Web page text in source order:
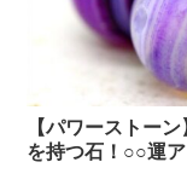
【パワーストー
を持つ石！○○運